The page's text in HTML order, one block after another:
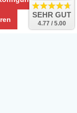
SEHR GUT
4.77 / 5.00